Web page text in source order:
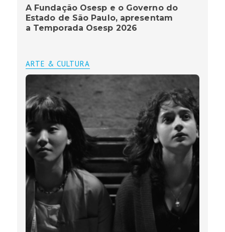
A Fundação Osesp e o Governo do
Estado de São Paulo, apresentam
a Temporada Osesp 2026
ARTE & CULTURA